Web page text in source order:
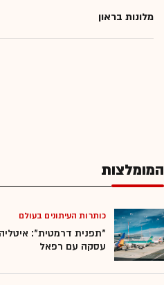
מלונות בראון
המומלצות
כותרות העיתונים בעולם
"תפנית דרמטית":
עסקה עם רפאל